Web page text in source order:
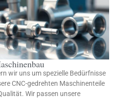
wir uns um spezielle Bedürfnisse
CNC-gedrehten Maschinenteile
Wir passen unsere